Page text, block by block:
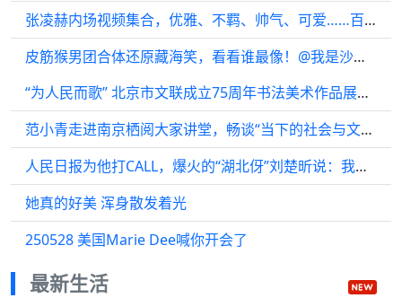
张凌赫内场视频集合，优雅、不羁、帅气、可爱……百变风格全部网罗！ 张凌赫
皮筋猴男团合体还原藏海笑，看看谁最像！@我是沙宝亮 @邵汶
“为人民而歌” 北京市文联成立75周年书法美术作品展开幕
范小青走进南京栖阅大家讲堂，畅谈“当下的社会与文学”
人民日报为他打CALL，爆火的“湖北伢”刘楚昕说：我终于有机会当众致谢初恋女友！
她真的好美 浑身散发着光
250528 美国Marie Dee喊你开会了
最新生活